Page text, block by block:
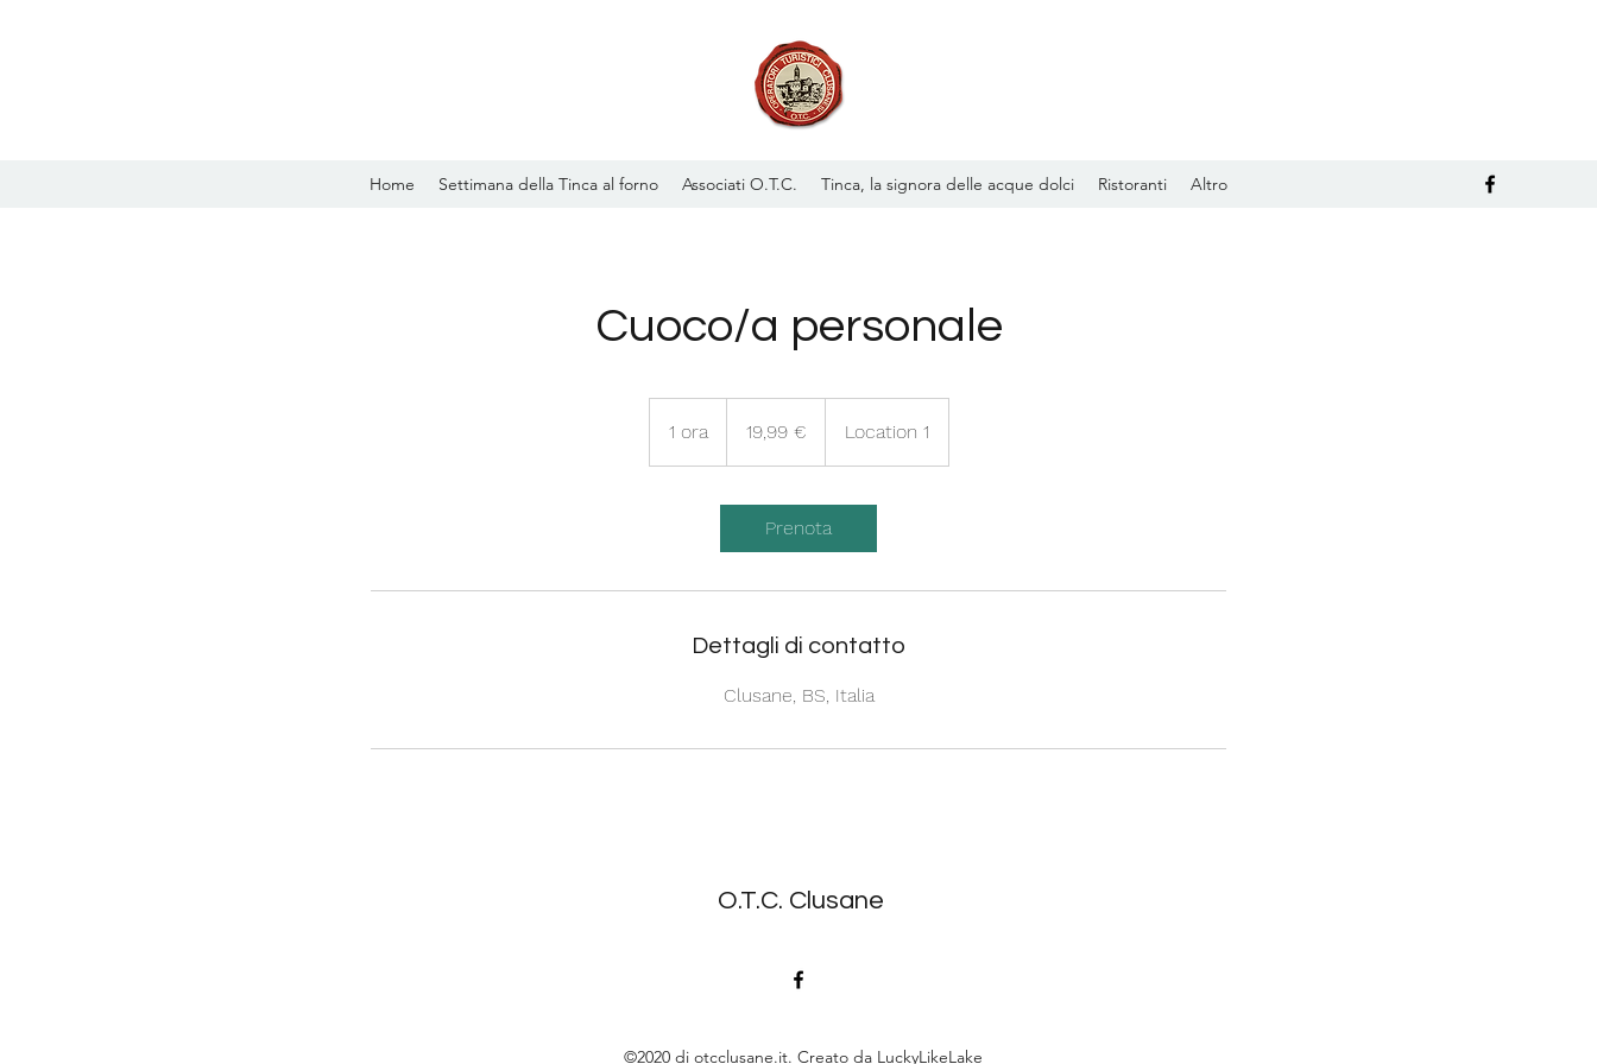
Home Settimana della Tinca al forno Associati O.T.C. Tinca, la signora delle acque dolci Ristoranti Altro
Cuoco/a personale
1 ora1
o
19,99 € Location 1
Prenota
Dettagli di contatto
Clusane, BS, Italia
O.T.C. Clusane
©2020 di otcclusane.it. Creato da LuckyLikeLake